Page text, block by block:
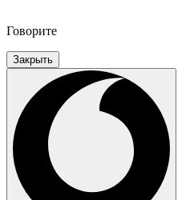
Говорите
Закрыть